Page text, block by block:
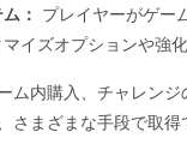
： プレイヤーがゲー
イズオプションや強化
ム内購入、チャレンジ
さまざまな手段で取得